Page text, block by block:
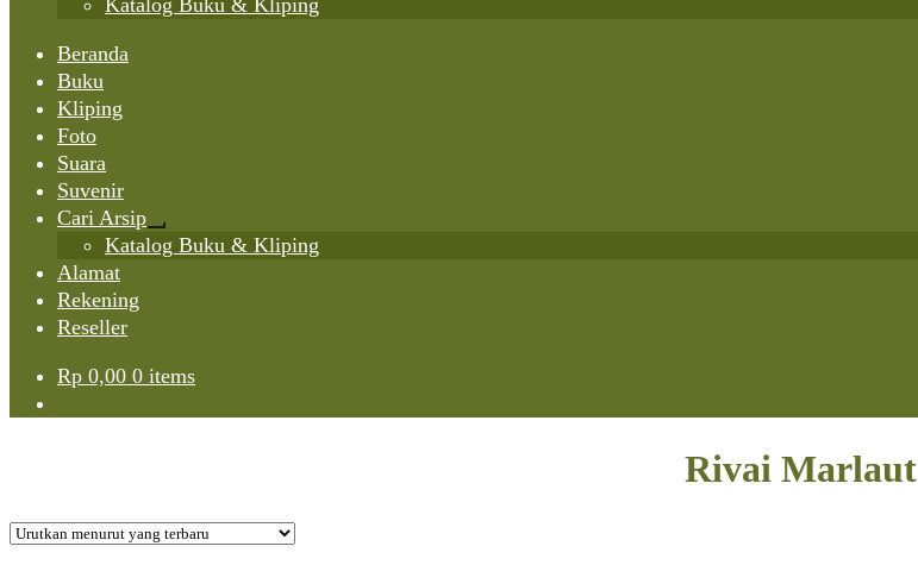
Katalog Buku & Kliping
Beranda
Buku
Kliping
Foto
Suara
Suvenir
Cari Arsip
Expand
child
Katalog Buku & Kliping
Alamat
Rekening
Reseller
Rp 0,00 0 items
Rivai Marlaut